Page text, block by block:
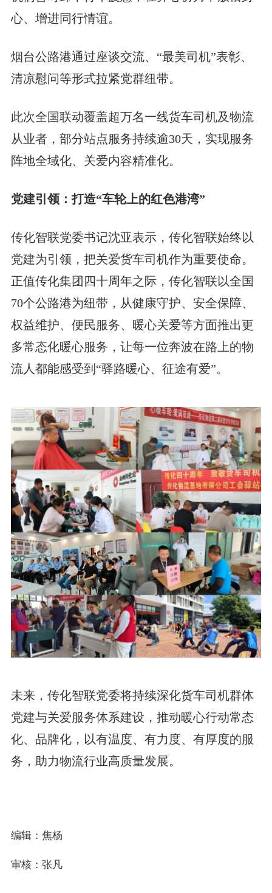
心、增进同行情谊。
烟台公路港通过座谈交流、“最美司机”表彰、
清凉慰问等形式拉紧党群纽带。
此次全国联动覆盖超万名一线货车司机及物流
从业者，部分站点服务持续逾30天，实现服务
阵地全域化、关爱内容精准化。
党建引领：打造“车轮上的红色港湾”
传化智联党委书记沈亚表示，传化智联始终以
党建为引领，把关爱货车司机作为重要使命。
正值传化集团四十周年之际，传化智联以全国
70个公路港为纽带，从健康守护、安全保障、
权益维护、便民服务、暖心关爱等方面推出更
多常态化暖心服务，让每一位奔波在路上的物
流人都能感受到“驿路暖心、征途有爱”。
未来，传化智联党委将持续深化货车司机群体
党建与关爱服务体系建设，推动暖心行动常态
化、品牌化，以有温度、有力度、有厚度的服
务，助力物流行业高质量发展。
编辑：焦杨
审核：张凡